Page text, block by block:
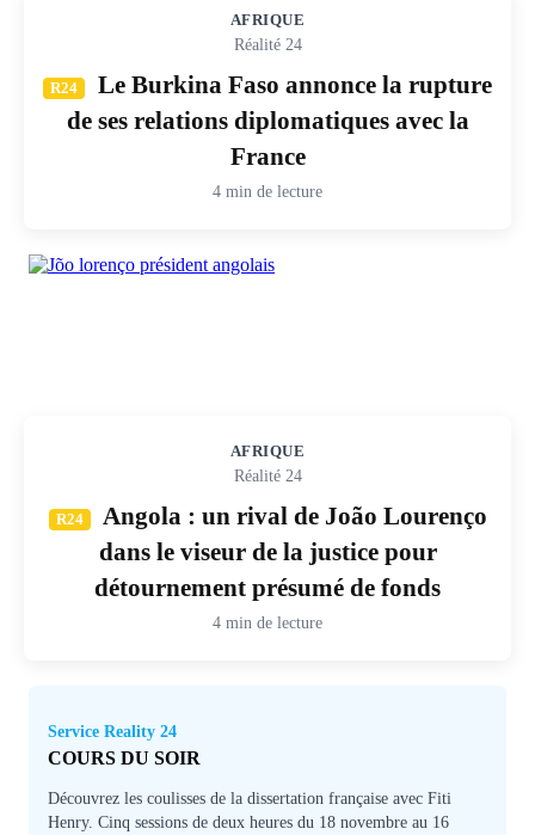
AFRIQUE
Réalité 24
R24
Le Burkina Faso annonce la rupture
de ses relations diplomatiques avec la
France
4 min de lecture
AFRIQUE
Réalité 24
R24
Angola : un rival de João Lourenço
dans le viseur de la justice pour
détournement présumé de fonds
4 min de lecture
Service Reality 24
COURS DU SOIR
Découvrez les coulisses de la dissertation française avec Fiti
Henry. Cinq sessions de deux heures du 18 novembre au 16